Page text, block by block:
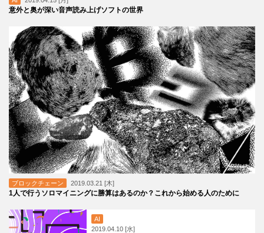
意外と奥が深い音声読み上げソフトの世界
ブロックチェーン 2019.03.21 [木]
1人で行うソロマイニングに勝算はあるのか？これから始める人のために
AI
2019.04.10 [水]